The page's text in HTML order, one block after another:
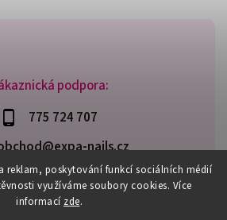
reklam, poskytování funkcí sociálních médií
využíváme soubory cookies. Více
informací zde.
podpora:
775 724 707
nails.cz